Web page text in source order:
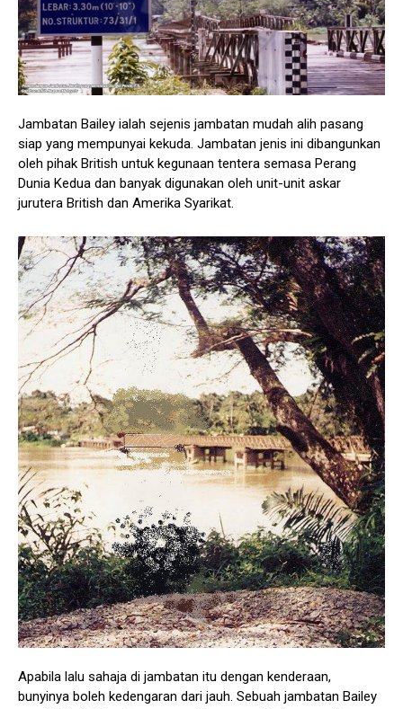
Jambatan Bailey ialah sejenis jambatan mudah alih pasang
siap yang mempunyai kekuda. Jambatan jenis ini dibangunkan
oleh pihak British untuk kegunaan tentera semasa Perang
Dunia Kedua dan banyak digunakan oleh unit-unit askar
jurutera British dan Amerika Syarikat.
Apabila lalu sahaja di jambatan itu dengan kenderaan,
bunyinya boleh kedengaran dari jauh. Sebuah jambatan Bailey